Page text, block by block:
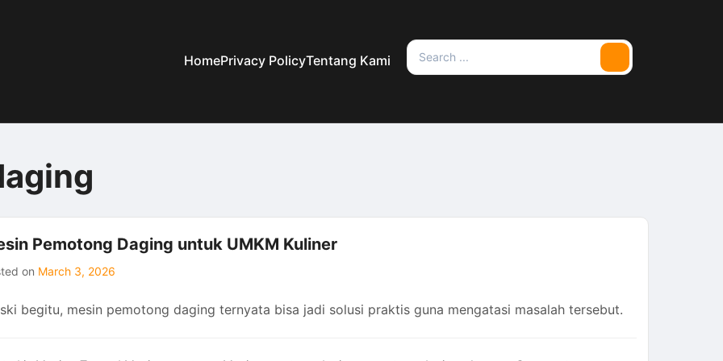
HomePrivacy PolicyTentang Kami
Search
for:
Search
Pemotong Daging untuk UMKM Kuliner
on March 3, 2026
begitu, mesin pemotong daging ternyata bisa jadi solusi praktis guna mengatasi masalah tersebut.